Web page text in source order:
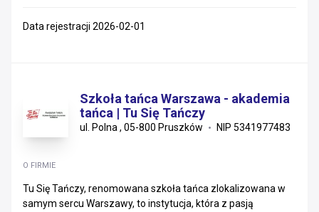
Data rejestracji 2026-02-01
Szkoła tańca Warszawa - akademia
tańca | Tu Się Tańczy
ul. Polna , 05-800 Pruszków NIP 5341977483
O FIRMIE
Tu Się Tańczy, renomowana szkoła tańca zlokalizowana w
samym sercu Warszawy, to instytucja, która z pasją